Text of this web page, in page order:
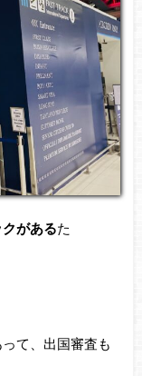
があるた
て、出国審査も